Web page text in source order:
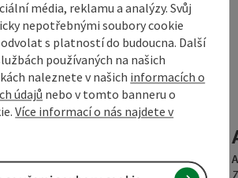
A ZÁBAVA
- skutečný ráj pro milovníky
média, reklamu a analýzy. Svůj
nepotřebnými soubory cookie
s platností do budoucna. Další
používaných na našich
naleznete v našich informacích o
údajů nebo v tomto banneru o
Více informací o nás najdete v